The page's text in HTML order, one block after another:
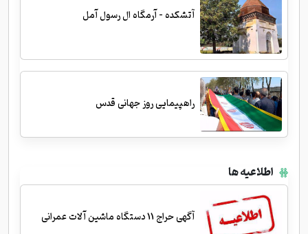
آتشکده - آرمگاه ال رسول آمل
راهپیمایی روز جهانی قدس
اطلاعیه ها
آگهی حراج 11 دستگاه ماشین آلات عمرانی